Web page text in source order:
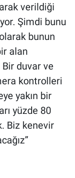
verildiği
Şimdi bunu
bunun
alan
Bir duvar ve
kontrolleri
yakın bir
yüzde 80
Biz kenevir